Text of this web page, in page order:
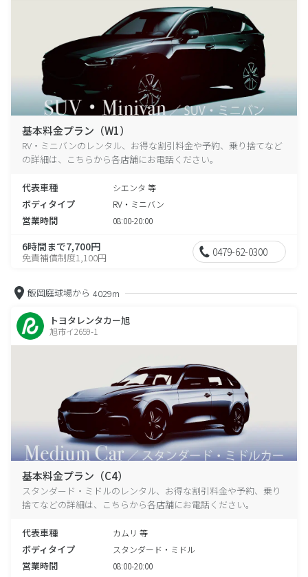
基本料金プラン（W1）
RV・ミニバンのレンタル、お得な割引料金や予約、乗り捨てなど
の詳細は、こちらから各店舗にお電話ください。
代表車種 シエンタ 等
ボディタイプ RV・ミニバン
営業時間 08:00-20:00
6時間まで7,700円
免責補償制度1,100円 0479-62-0300
飯岡庭球場から 4029m
トヨタレンタカー旭
旭市イ2659-1
基本料金プラン（C4）
スタンダード・ミドルのレンタル、お得な割引料金や予約、乗り
捨てなどの詳細は、こちらから各店舗にお電話ください。
代表車種 カムリ 等
ボディタイプ スタンダード・ミドル
営業時間 08:00-20:00